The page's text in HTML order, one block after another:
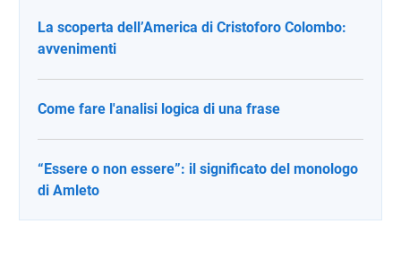
La scoperta dell’America di Cristoforo Colombo:
avvenimenti
Come fare l'analisi logica di una frase
“Essere o non essere”: il significato del monologo
di Amleto